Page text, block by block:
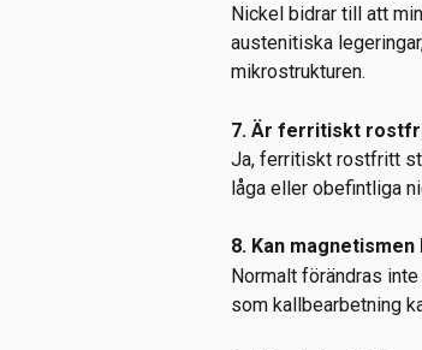
Nickel bidrar till att
austenitiska
mikrostrukturen.
7. Är ferritiskt
Ja, ferritiskt rostfritt
låga eller obefintliga
8. Kan
Normalt förändras
som kallbearbetning